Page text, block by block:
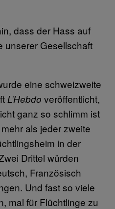
dass der Hass auf
unserer Gesellschaft
eine schweizweite
L’Hebdo veröffentlicht,
ganz so schlimm ist
als jeder zweite
in der
Drittel würden
Französisch
Und fast so viele
mal für Flüchtlinge zu